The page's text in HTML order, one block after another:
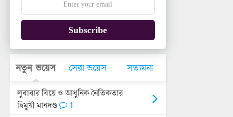
Subscribe
নতুন ভয়েস সেরা ভয়েস সত্যমনা
লুবাবার বিয়ে ও আধুনিক নৈতিকতার
দ্বিমুখী মানদণ্ড
1